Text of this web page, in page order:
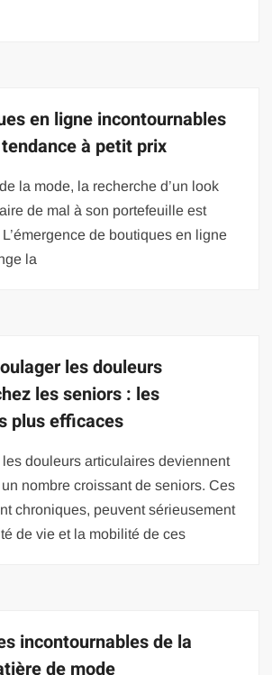
en ligne incontournables
à petit prix
la mode, la recherche d’un look
de mal à son portefeuille est
de boutiques en ligne
la
les douleurs
les seniors : les
plus efficaces
les douleurs articulaires deviennent
nombre croissant de seniors. Ces
chroniques, peuvent sérieusement
de vie et la mobilité de ces
incontournables de la
de mode